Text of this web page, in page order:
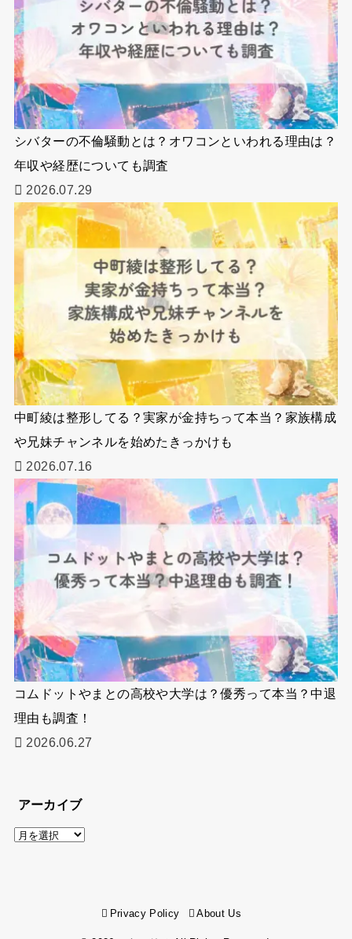
シバターの不倫騒動とは？オワコンといわれる理由は？
年収や経歴についても調査
2026.07.29
中町綾は整形してる？実家が金持ちって本当？家族構成
や兄妹チャンネルを始めたきっかけも
2026.07.16
コムドットやまとの高校や大学は？優秀って本当？中退
理由も調査！
2026.06.27
アーカイブ
ア
Privacy Policy About Us